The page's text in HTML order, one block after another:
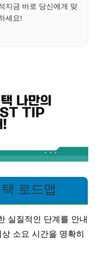
지금 바로 당신에게 맞
세요!
로드맵
실질적인 단계를 안내
소요 시간을 명확히